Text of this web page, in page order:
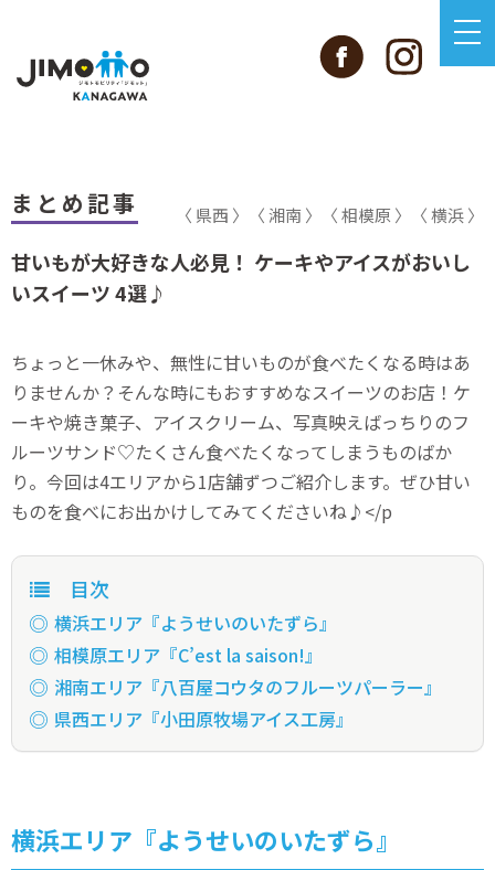
まとめ記事 〈 横浜 〉
〈 相模原 〉
〈 湘南 〉
〈 県西 〉
甘いもが大好きな人必見！ ケーキやアイスがおいし
いスイーツ 4選♪
ちょっと一休みや、無性に甘いものが食べたくなる時はあ
りませんか？そんな時にもおすすめなスイーツのお店！ケ
ーキや焼き菓子、アイスクリーム、写真映えばっちりのフ
ルーツサンド♡たくさん食べたくなってしまうものばか
り。今回は4エリアから1店舗ずつご紹介します。ぜひ甘い
ものを食べにお出かけしてみてくださいね♪</p
目次
横浜エリア『ようせいのいたずら』
相模原エリア『C’est la saison!』
湘南エリア『八百屋コウタのフルーツパーラー』
県西エリア『小田原牧場アイス工房』
横浜エリア『ようせいのいたずら』